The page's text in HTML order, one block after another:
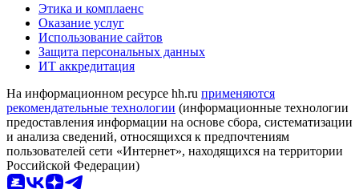
Этика и комплаенс
Оказание услуг
Использование сайтов
Защита персональных данных
ИТ аккредитация
На информационном ресурсе hh.ru применяются
рекомендательные технологии (информационные технологии
предоставления информации на основе сбора, систематизации
и анализа сведений, относящихся к предпочтениям
пользователей сети «Интернет», находящихся на территории
Российской Федерации)